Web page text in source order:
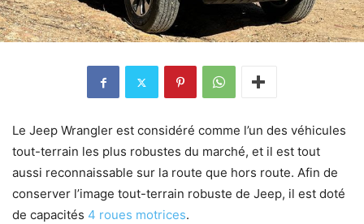
Le Jeep Wrangler est considéré comme l’un des véhicules
tout-terrain les plus robustes du marché, et il est tout
aussi reconnaissable sur la route que hors route. Afin de
conserver l’image tout-terrain robuste de Jeep, il est doté
de capacités 4 roues motrices.